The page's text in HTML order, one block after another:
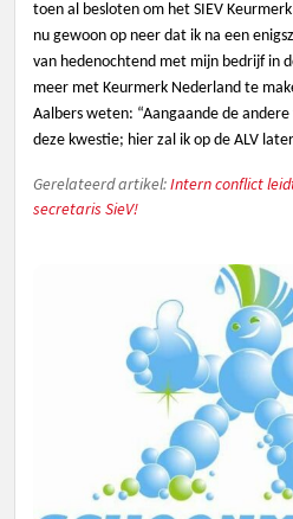
toen al besloten om het SIEV
nu gewoon op neer dat ik na een
van hedenochtend met mijn bedrijf in
meer met Keurmerk Nederland te
Aalbers weten: “Aangaande de
deze kwestie; hier zal ik op de ALV
Gerelateerd artikel:Intern conflict
secretaris SieV!